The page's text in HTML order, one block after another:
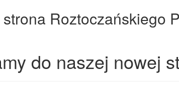
Roztoczańskiego
do naszej nowej